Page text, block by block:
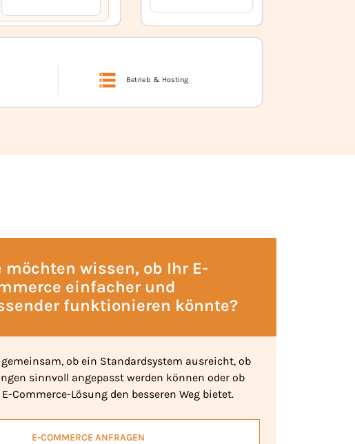
möchten wissen, ob Ihr E-
einfacher und
funktionieren könnte?
ob ein Standardsystem ausreicht, ob
sinnvoll angepasst werden können oder ob
Commerce-Lösung den besseren Weg bietet.
E-COMMERCE ANFRAGEN